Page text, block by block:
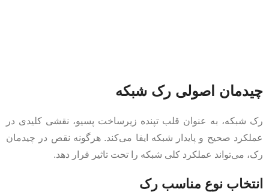
چیدمان اصولی رک شبکه
رک شبکه، به عنوان قلب تپنده زیرساخت پسیو، نقشی کلیدی در
عملکرد صحیح و پایدار شبکه ایفا می‌کند. هرگونه نقص در چیدمان
رک، می‌تواند عملکرد کلی شبکه را تحت تاثیر قرار دهد.
انتخاب نوع مناسب رک